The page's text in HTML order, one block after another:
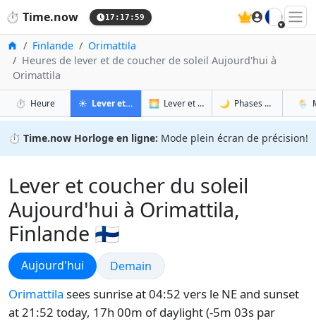
⏱️ Time.now 17:18:00 🇫🇷
Accueil
Finlande
Orimattila
Heures de lever et de coucher de soleil Aujourd'hui à
Orimattila
⏱️ Heureà Orimattila
☀️ Lever et coucher du soleil à Orimattila
🌅 Lever et coucher du soleil demain à
🌙 Phases de la Lune à
🌦️
⏱️ Time.now Horloge en ligne: Mode plein écran de précision!
Lever et coucher du soleil
Aujourd'hui à Orimattila,
Finlande 🇫🇮
Lever et coucher du soleil
Aujourd'hui Lever et coucher du soleil
Demain
Orimattila sees sunrise at 04:52 vers le NE and sunset
at 21:52 today, 17h 00m of daylight (-5m 03s par